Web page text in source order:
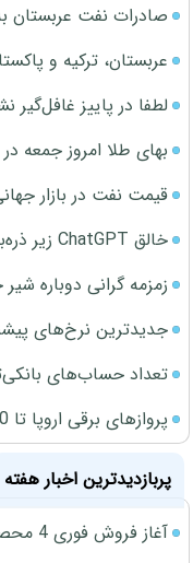
صادرات نفت عربستان
عربستان، ترکیه و
لطفا در پاییز غافل‌گیر
بهای طلا امروز جمعه
قیمت نفت در بازار جهانی؛ برنت
خالق ChatGPT زیر ذره‌بین وزارت دادگستری آمریکا
زمزمه گرانی دوباره
جدیدترین نرخ‌های پیشنهادی
تعداد حساب‌های
پروازهای برقی اروپا تا 2030 آغاز می‌شود
پربازدیدترین اخبار هفته
آغاز فروش فوری 4 محصول ایران خودرو در نمایندگی‌ها